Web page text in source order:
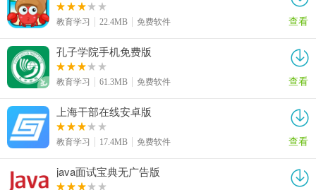
教育学习 22.4MB 免费软件 查看
孔子学院手机免费版
教育学习 61.3MB 免费软件 查看
上海干部在线安卓版
教育学习 17.4MB 免费软件 查看
java面试宝典无广告版